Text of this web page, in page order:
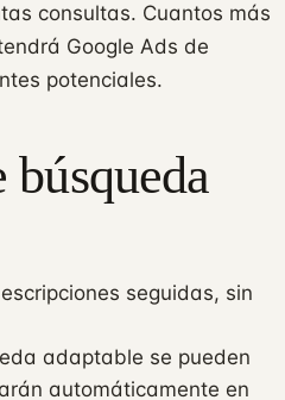
consultas. Cuantos más
Google Ads de
potenciales.
búsqueda
seguidas, sin
adaptable se pueden
automáticamente en